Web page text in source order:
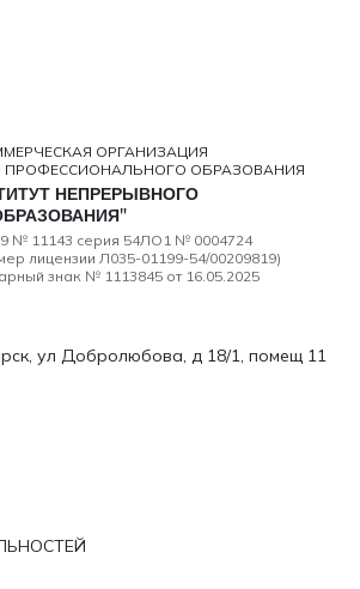
ОРГАНИЗАЦИЯ
ОБРАЗОВАНИЯ
НЕПРЕРЫВНОГО
№ 11143 серия 54ЛО1 № 0004724
лицензии Л035-01199-54/00209819)
знак № 1113845 от 16.05.2025
ул Добролюбова, д 18/1, помещ 11